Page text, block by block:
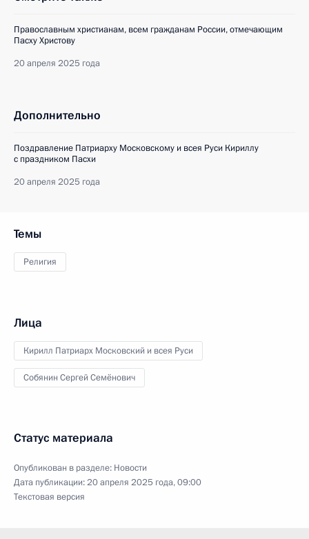
Православным христианам, всем гражданам России, отмечающим
Пасху Христову
20 апреля 2025 года
Дополнительно
Поздравление Патриарху Московскому и всея Руси Кириллу
с праздником Пасхи
20 апреля 2025 года
Темы
Религия
Лица
Кирилл Патриарх Московский и всея Руси
Собянин Сергей Семёнович
Статус материала
Опубликован в разделе: Новости
Дата публикации:20 апреля 2025 года, 09:00
Текстовая версия